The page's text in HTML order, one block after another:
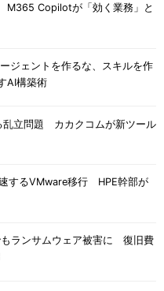
Copilotが「効く業務」と
ジェントを作るな、スキルを作
AI構築術
乱立問題 カカクコムが新ツール
するVMware移行 HPE幹部が
もランサムウェア被害に 復旧費